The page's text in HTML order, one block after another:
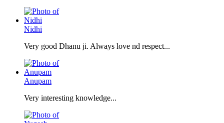
Nidhi
Very good Dhanu ji. Always love nd respect...
Anupam
Very interesting knowledge...